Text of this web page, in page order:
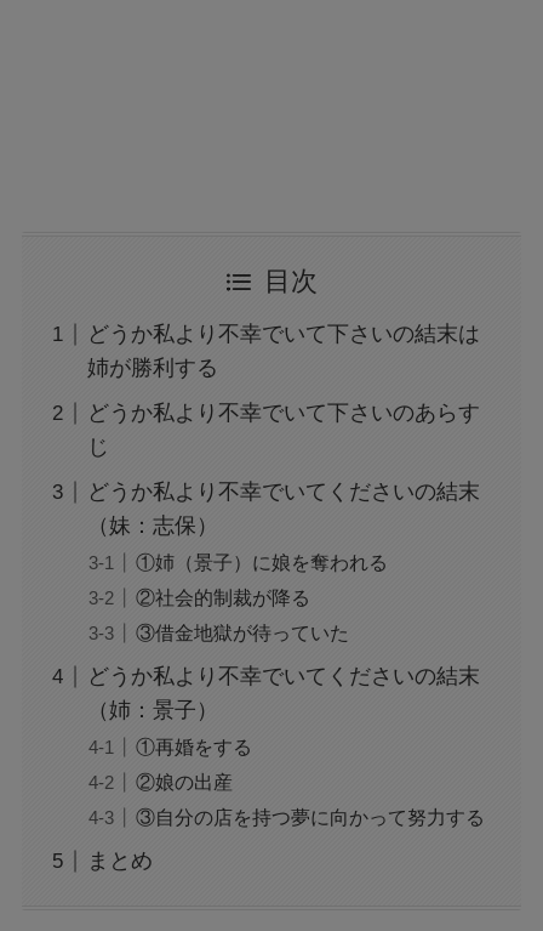
目次
どうか私より不幸でいて下さいの結末は
姉が勝利する
どうか私より不幸でいて下さいのあらす
じ
どうか私より不幸でいてくださいの結末
（妹：志保）
①姉（景子）に娘を奪われる
②社会的制裁が降る
③借金地獄が待っていた
どうか私より不幸でいてくださいの結末
（姉：景子）
①再婚をする
②娘の出産
③自分の店を持つ夢に向かって努力する
まとめ